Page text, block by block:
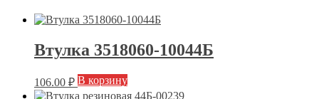
Втулка 3518060-10044Б
106.00 ₽ В корзину